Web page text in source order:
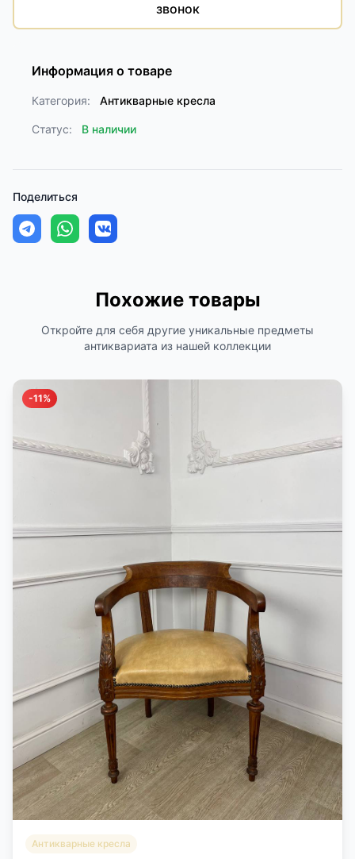
звонок
Информация о товаре
Категория: Антикварные кресла
Статус: В наличии
Поделиться
Похожие товары
Откройте для себя другие уникальные предметы
антиквариата из нашей коллекции
-11%
Антикварные кресла